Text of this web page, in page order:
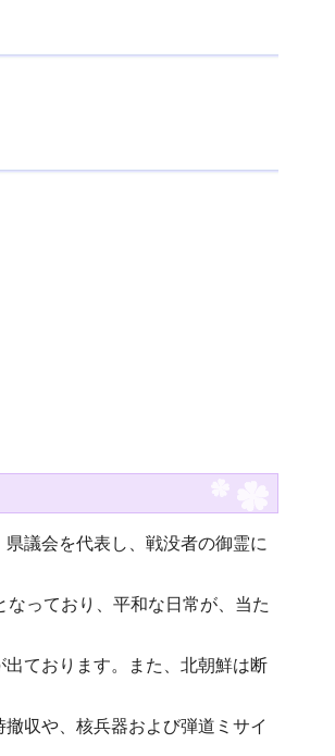
議会を代表し、戦没者の御霊に
っており、平和な日常が、当た
ております。また、北朝鮮は断
収や、核兵器および弾道ミサイ